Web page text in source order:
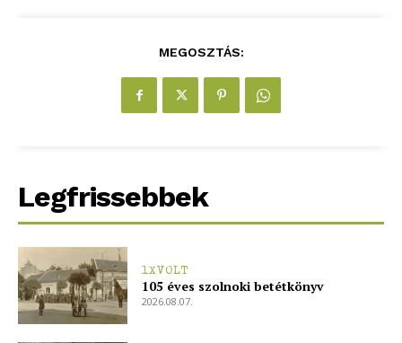
szubjektív élményportál
MEGOSZTÁS:
Legfrissebbek
1XVOLT
105 éves szolnoki betétkönyv
2026.08.07.